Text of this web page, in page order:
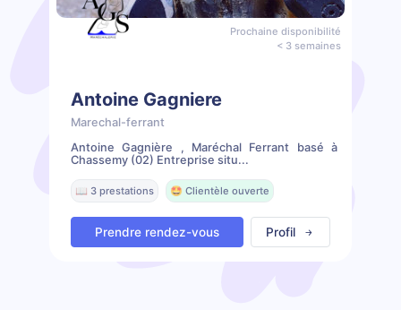
Prochaine disponibilité
< 3 semaines
Antoine Gagniere
Marechal-ferrant
Antoine Gagnière , Maréchal Ferrant basé à
Chassemy (02) Entreprise situ...
📖 3 prestations 🤩 Clientèle ouverte
Prendre rendez-vous Profil